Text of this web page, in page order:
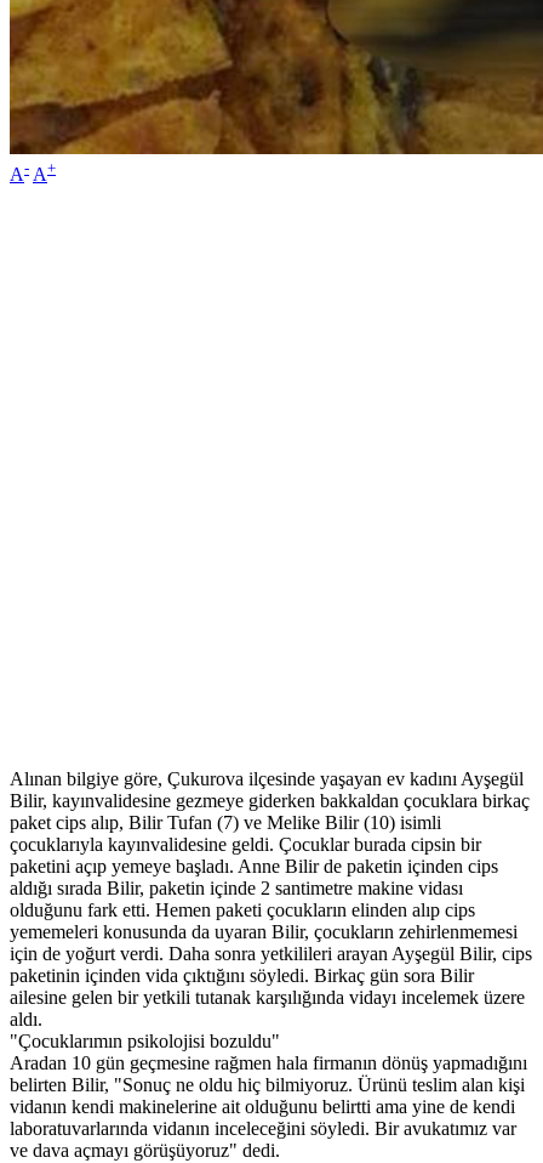
A- A+
Alınan bilgiye göre, Çukurova ilçesinde yaşayan ev kadını Ayşegül
Bilir, kayınvalidesine gezmeye giderken bakkaldan çocuklara birkaç
paket cips alıp, Bilir Tufan (7) ve Melike Bilir (10) isimli
çocuklarıyla kayınvalidesine geldi. Çocuklar burada cipsin bir
paketini açıp yemeye başladı. Anne Bilir de paketin içinden cips
aldığı sırada Bilir, paketin içinde 2 santimetre makine vidası
olduğunu fark etti. Hemen paketi çocukların elinden alıp cips
yememeleri konusunda da uyaran Bilir, çocukların zehirlenmemesi
için de yoğurt verdi. Daha sonra yetkilileri arayan Ayşegül Bilir, cips
paketinin içinden vida çıktığını söyledi. Birkaç gün sora Bilir
ailesine gelen bir yetkili tutanak karşılığında vidayı incelemek üzere
aldı.
"Çocuklarımın psikolojisi bozuldu"
Aradan 10 gün geçmesine rağmen hala firmanın dönüş yapmadığını
belirten Bilir, "Sonuç ne oldu hiç bilmiyoruz. Ürünü teslim alan kişi
vidanın kendi makinelerine ait olduğunu belirtti ama yine de kendi
laboratuvarlarında vidanın inceleceğini söyledi. Bir avukatımız var
ve dava açmayı görüşüyoruz" dedi.